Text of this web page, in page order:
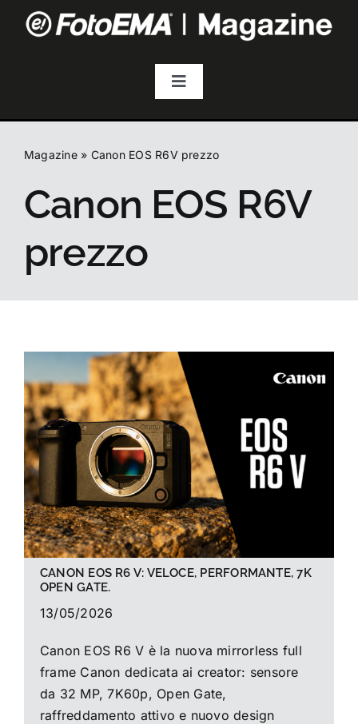
Toggle
Fotografia
La foto del mese
Guide
Cerca
per:
Magazine» Canon EOS R6V prezzo
Canon EOS R6V
prezzo
CANON EOS R6 V: VELOCE, PERFORMANTE, 7K
OPEN GATE.
13/05/2026
Canon EOS R6 V è la nuova mirrorless full
frame Canon dedicata ai creator: sensore
da 32 MP, 7K60p, Open Gate,
raffreddamento attivo e nuovo design